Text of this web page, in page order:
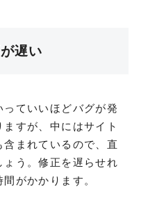
遅い
ていいほどバグが発
すが、中にはサイト
まれているので、直
う。修正を遅らせれ
がかかります。